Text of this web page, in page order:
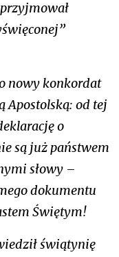
nowy konkordat
Apostolską: od tej
o
są już państwem
słowy –
dokumentu
Świętym!
świątynię